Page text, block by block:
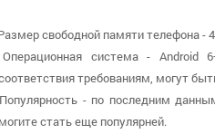
свободной памяти телефона -
система - Android
требованиям, могут
- по последним
стать еще популярней.